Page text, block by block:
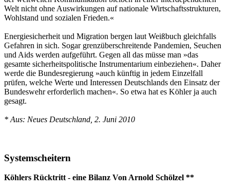
Welt nicht ohne Auswirkungen auf nationale Wirtschaftsstrukturen,
Wohlstand und sozialen Frieden.«
Energiesicherheit und Migration bergen laut Weißbuch gleichfalls
Gefahren in sich. Sogar grenzüberschreitende Pandemien, Seuchen
und Aids werden aufgeführt. Gegen all das müsse man »das
gesamte sicherheitspolitische Instrumentarium einbeziehen«. Daher
werde die Bundesregierung »auch künftig in jedem Einzelfall
prüfen, welche Werte und Interessen Deutschlands den Einsatz der
Bundeswehr erforderlich machen«. So etwa hat es Köhler ja auch
gesagt.
* Aus: Neues Deutschland, 2. Juni 2010
Systemscheitern
Köhlers Rücktritt - eine Bilanz Von Arnold Schölzel **